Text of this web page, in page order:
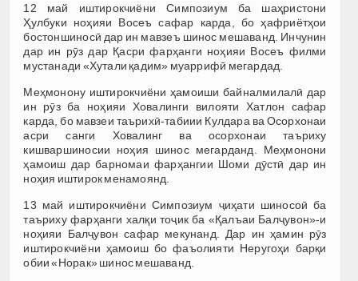
12 май иштирокчиёни Симпозиум ба шаҳристони
Ҳулбуки ноҳияи Восеъ сафар карда, бо ҳафриётҳои
бостоншиносӣ дар ин мавзеъ шинос мешаванд. Инчунин
дар ин рӯз дар Қасри фарҳанги ноҳияи Восеъ филми
мустанади «Хутали қадим» муаррифӣ мегардад.
Меҳмонону иштирокчиёни ҳамоиши байналмилалӣ дар
ин рӯз ба ноҳияи Ховалинги вилояти Хатлон сафар
карда, бо мавзеи таърихӣ-табиии Кулдара ва Осорхонаи
асри санги Ховалинг ва осорхонаи таъриху
кишваршиносии ноҳия шинос мегарданд. Меҳмонони
ҳамоиш дар барномаи фарҳангии Шоми дӯстӣ дар ин
ноҳия иштирок менамоянд.
13 май иштирокчиёни Симпозиум ҷиҳати шиносоӣ ба
таъриху фарҳанги халқи тоҷик ба «Қалъаи Балҷувон»-и
ноҳияи Балҷувон сафар мекунанд. Дар ин ҳамин рӯз
иштирокчиёни ҳамоиш бо фаъолияти Неругоҳи барқи
обии «Норак» шинос мешаванд.